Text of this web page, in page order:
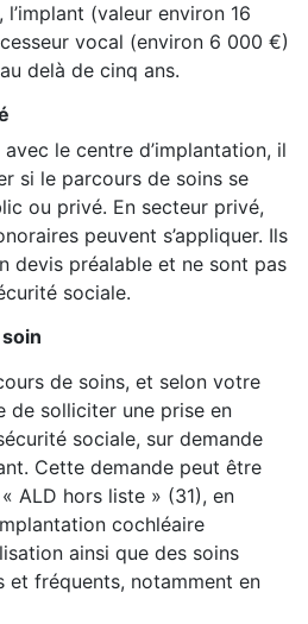
(valeur environ 16
vocal (environ 6 000 €)
delà de cinq ans.
le centre d’implantation, il
si le parcours de soins se
ou privé. En secteur privé,
peuvent s’appliquer. Ils
devis préalable et ne sont pas
sociale.
de soins, et selon votre
de solliciter une prise en
sociale, sur demande
Cette demande peut être
ALD hors liste » (31), en
cochléaire
ainsi que des soins
et fréquents, notamment en